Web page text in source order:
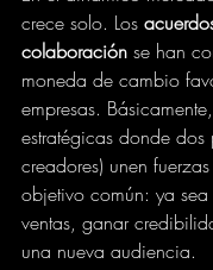
crece solo. Los
colaboración se han
moneda de cambio
empresas.
estratégicas donde dos
creadores) unen
objetivo común: ya sea
ventas, ganar
una nueva audiencia.